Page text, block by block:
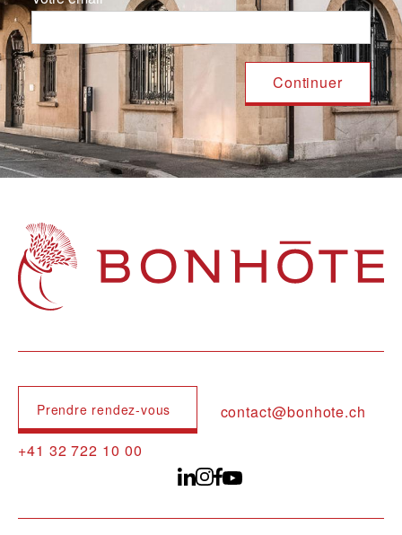
Navigation principale
Prendre rendez-vous
contact@bonhote.ch
+41 32 722 10 00